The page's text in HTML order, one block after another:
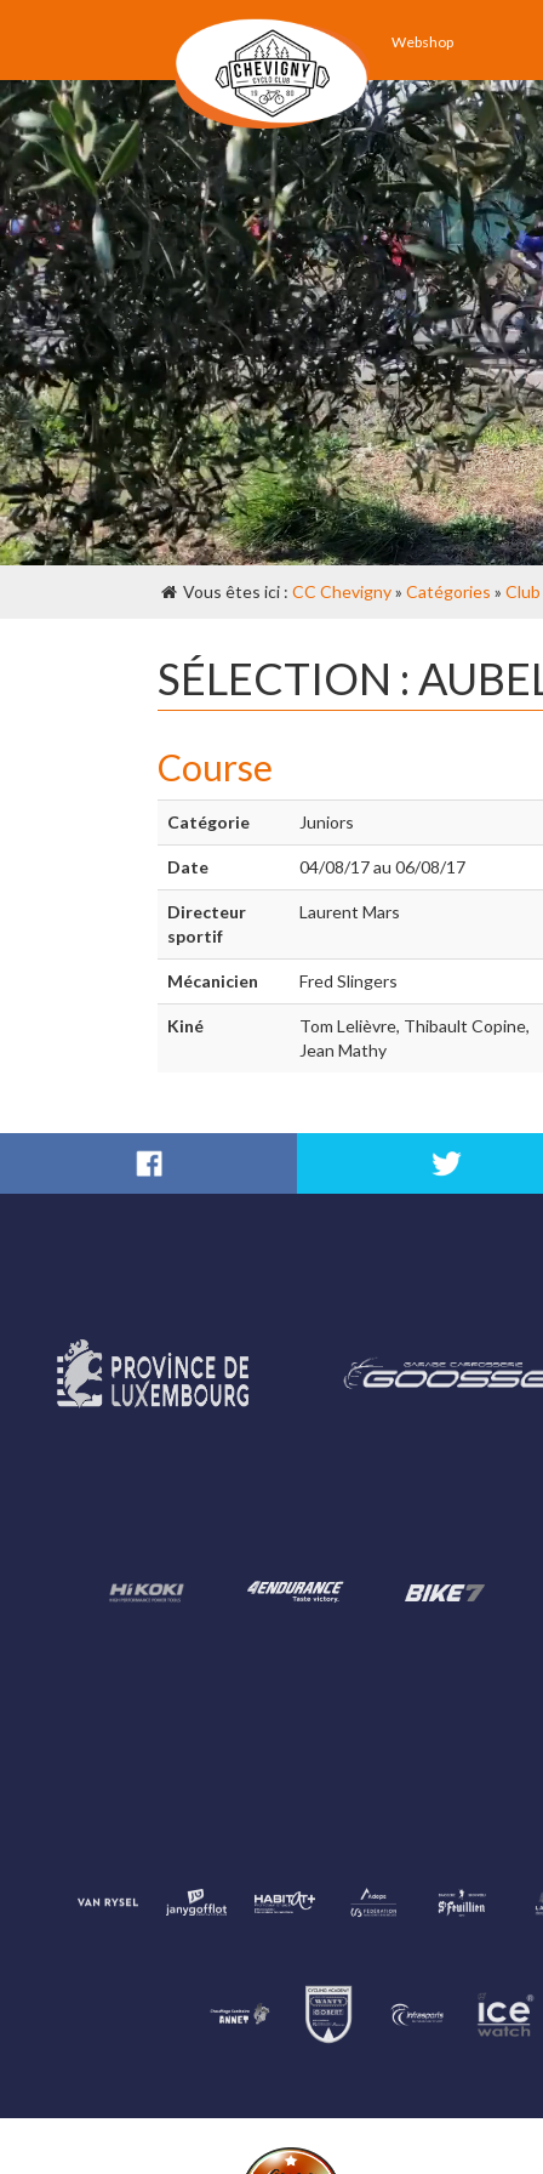
Webshop
Vous êtes ici : CC Chevigny» Catégories » Club
SÉLECTION :
Course
Catégorie Juniors
Date 04/08/17 au 06/08/17
Directeur
sportif
Laurent Mars
Mécanicien Fred Slingers
Kiné
Tom Lelièvre, Thibault Copine,
Jean Mathy